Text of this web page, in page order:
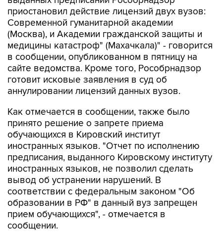
приостановил действие лицензий двух вузов:
Современной гуманитарной академии
(Москва), и Академии гражданской защиты и
медицины катастроф" (Махачкала)" - говорится
в сообщении, опубликованном в пятницу на
сайте ведомства. Кроме того, Рособрнадзор
готовит исковые заявления в суд об
аннулировании лицензий данных вузов.
Как отмечается в сообщении, также было
принято решение о запрете приема
обучающихся в Кировский институт
иностранных языков. "Отчет по исполнению
предписания, выданного Кировскому институту
иностранных языков, не позволил сделать
вывод об устранении нарушений. В
соответствии с федеральным законом "Об
образовании в РФ" в данный вуз запрещен
прием обучающихся", - отмечается в
сообщении.